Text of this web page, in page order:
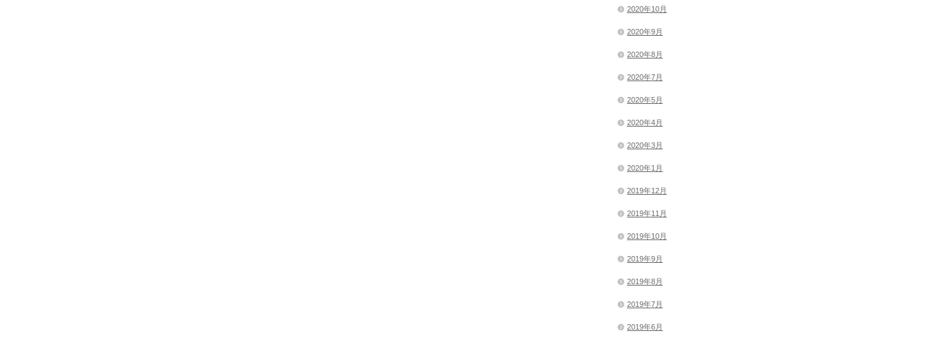
2020年10月
2020年9月
2020年8月
2020年7月
2020年5月
2020年4月
2020年3月
2020年1月
2019年12月
2019年11月
2019年10月
2019年9月
2019年8月
2019年7月
2019年6月